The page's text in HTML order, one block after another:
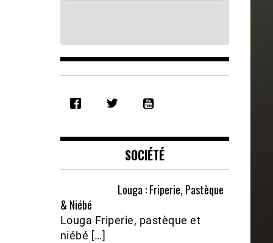
RSS FEED
EMBED
SOCIÉTÉ
Louga : Friperie, Pastèque
& Niébé
Louga Friperie, pastèque et
niébé […]